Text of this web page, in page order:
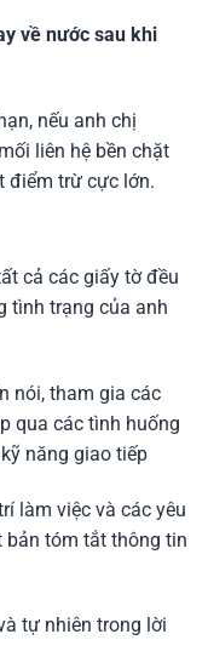
về nước sau khi
nếu anh chị
liên hệ bền chặt
điểm trừ cực lớn.
cả các giấy tờ đều
tình trạng của anh
nói, tham gia các
qua các tình huống
năng giao tiếp
làm việc và các yêu
bản tóm tắt thông tin
tự nhiên trong lời